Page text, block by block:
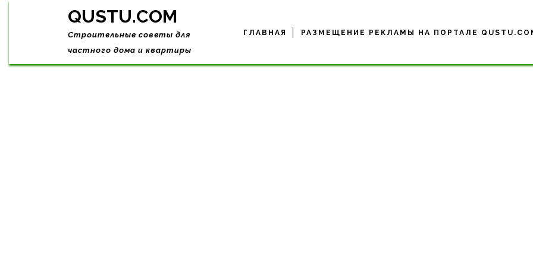
Skip
QUSTU.COM
Строительные советы для
частного дома и квартиры
ГЛАВНАЯ РАЗМЕЩЕНИЕ РЕКЛАМЫ НА ПОРТАЛЕ